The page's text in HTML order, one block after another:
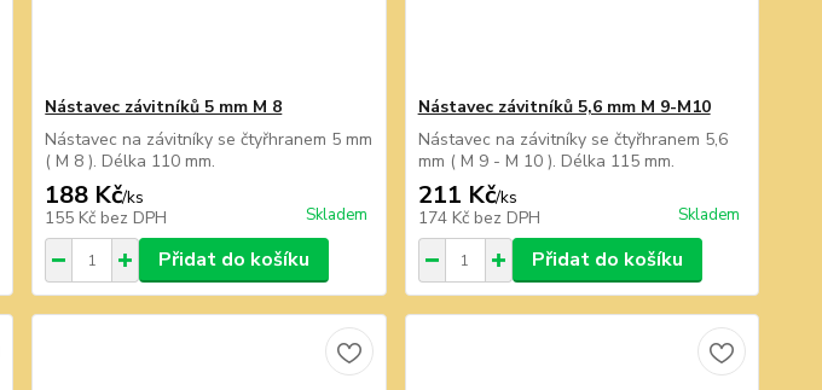
Nástavec závitníků 5 mm M 8
Nástavec na závitníky se čtyřhranem 5 mm
( M 8 ). Délka 110 mm.
188 Kč/ks
155 Kč bez DPH Skladem
Přidat do košíku
Nástavec závitníků 5,6 mm M 9-M10
Nástavec na závitníky se čtyřhranem 5,6
mm ( M 9 - M 10 ). Délka 115 mm.
211 Kč/ks
174 Kč bez DPH Skladem
Přidat do košíku